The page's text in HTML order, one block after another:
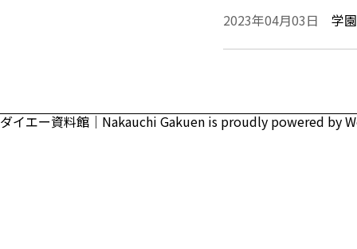
2023年04月03日 学
ダイエー資料館｜Nakauchi Gakuen is proudly powered by